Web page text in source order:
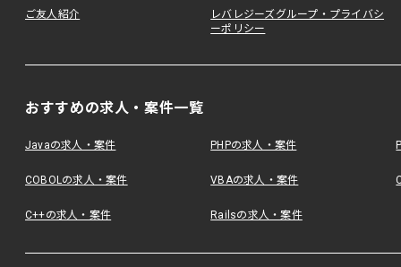
ご友人紹介
レバレジーズグループ・プライバシ
ーポリシー
おすすめの求人・案件一覧
Javaの求人・案件 PHPの求人・案件
COBOLの求人・案件 VBAの求人・案件
C++の求人・案件 Railsの求人・案件